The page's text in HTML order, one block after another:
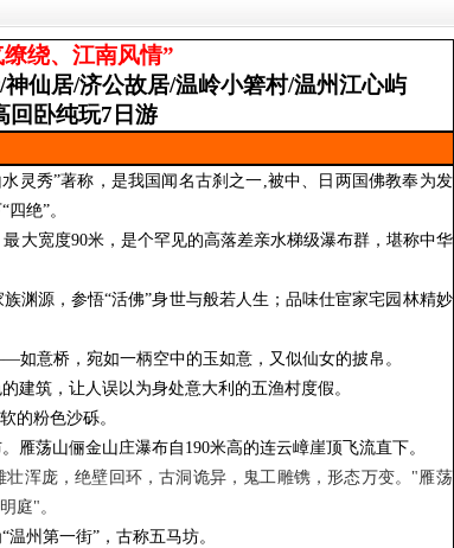
绕、江南风情”
/神仙居/济公故居/温岭小箬村/温州江心屿
回卧纯玩7 日游
灵秀”著称，是我国闻名古刹之一,被中、日两国佛教奉为发
绝”。
最大宽度90米，是个罕见的高落差亲水梯级瀑布群，堪称中华
族渊源，参悟“活佛”身世与般若人生；品味仕宦家宅园林精妙
如意桥，宛如一柄空中的玉如意，又似仙女的披帛。
建筑，让人误以为身处意大利的五渔村度假。
的粉色沙砾。
雁荡山俪金山庄瀑布自 190米高的连云嶂崖顶飞流直下。
浑庞，绝壁回环，古洞诡异，鬼工雕镌，形态万变。 "雁荡
明庭"。
“温州第一街”，古称五马坊。